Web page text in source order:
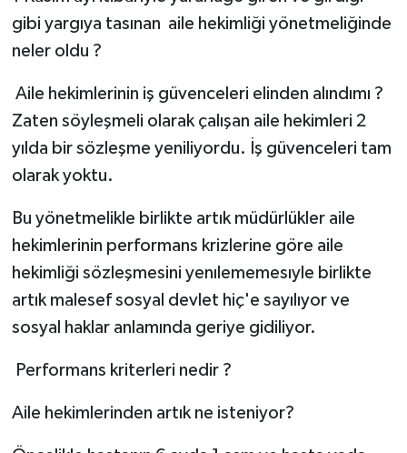
gibi yargıya tasınan aile hekimliği yönetmeliğinde
neler oldu ?
Aile hekimlerinin iş güvenceleri elinden alındımı ?
Zaten söyleşmeli olarak çalışan aile hekimleri 2
yılda bir sözleşme yeniliyordu. İş güvenceleri tam
olarak yoktu.
Bu yönetmelikle birlikte artık müdürlükler aile
hekimlerinin performans krizlerine göre aile
hekimliği sözleşmesini yenılememesıyle birlikte
artık malesef sosyal devlet hiç'e sayılıyor ve
sosyal haklar anlamında geriye gidiliyor.
Performans kriterleri nedir ?
Aile hekimlerinden artık ne isteniyor?